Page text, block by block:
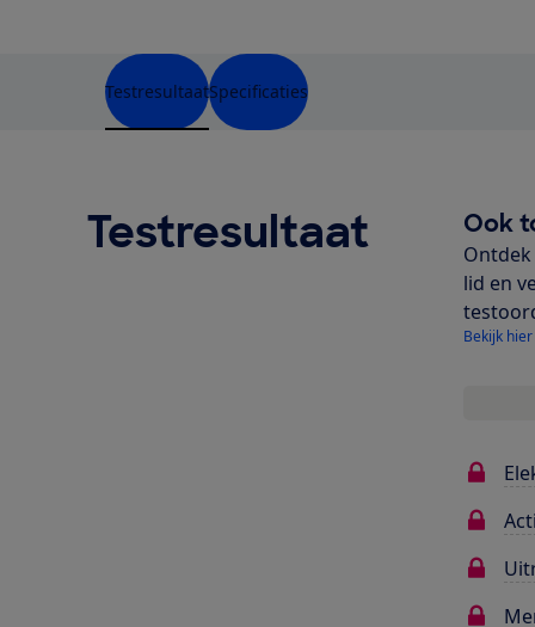
TestresultaatSpecificaties
Testresultaat Ook
lid en
Bekijk